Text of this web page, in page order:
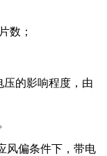
数；
的影响程度，由
风偏条件下，带电